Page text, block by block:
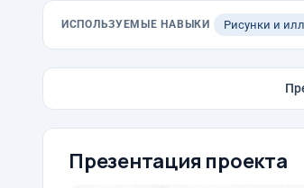
ИСПОЛЬЗУЕМЫЕ НАВЫКИ Рисунки и
Презентация проекта